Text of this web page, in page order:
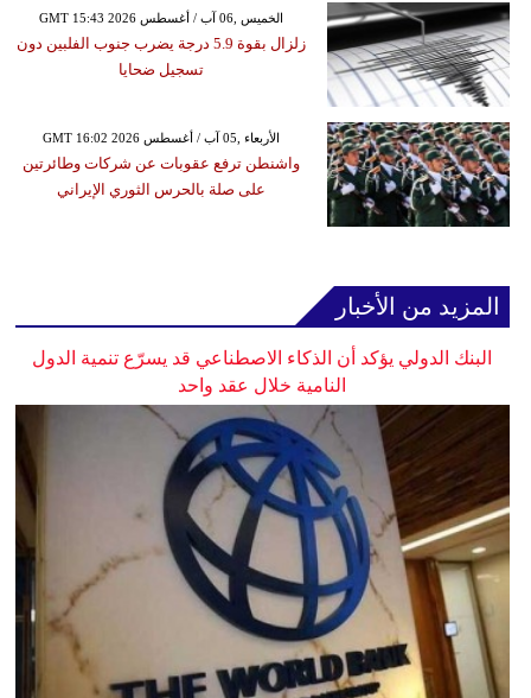
GMT 15:43 2026 الخميس ,06 آب / أغسطس
زلزال بقوة 5.9 درجة يضرب جنوب الفلبين دون
تسجيل ضحايا
GMT 16:02 2026 الأربعاء ,05 آب / أغسطس
واشنطن ترفع عقوبات عن شركات وطائرتين
على صلة بالحرس الثوري الإيراني
المزيد من الأخبار
البنك الدولي يؤكد أن الذكاء الاصطناعي قد يسرّع تنمية الدول
النامية خلال عقد واحد